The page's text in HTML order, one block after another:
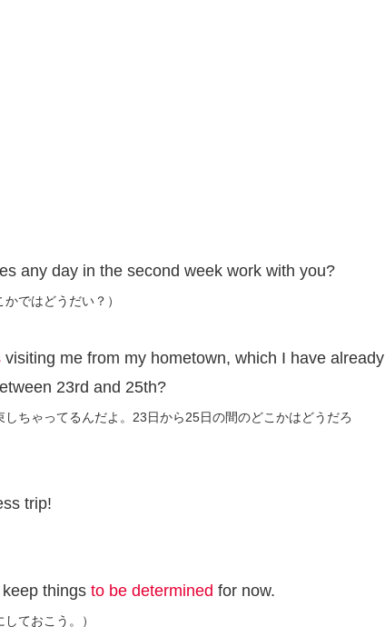
any day in the second week work with you?
ではどうだい？）
visiting me from my hometown, which I have already
23rd and 25th?
ちゃってるんだよ。23日から25日の間のどこかはどうだろ
trip!
keep things to be determined for now.
ておこう。）